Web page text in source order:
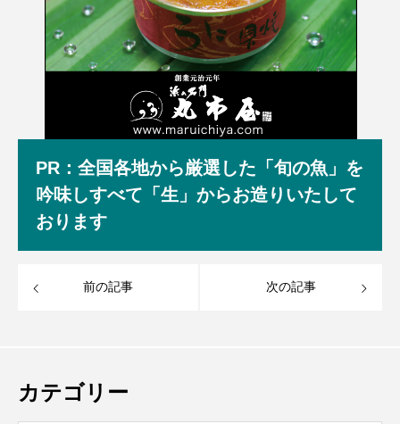
PR：全国各地から厳選した「旬の魚」を
吟味しすべて「生」からお造りいたして
おります
前の記事 次の記事
カテゴリー